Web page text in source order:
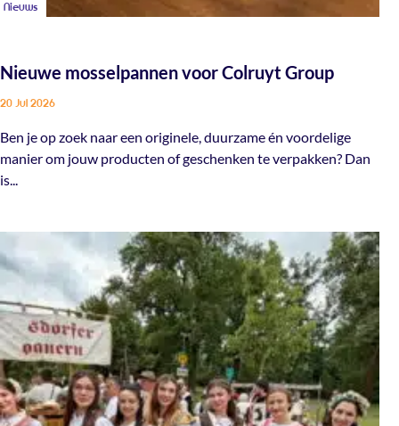
Nieuws
Nieuwe mosselpannen voor Colruyt Group
20 Jul 2026
Ben je op zoek naar een originele, duurzame én voordelige
manier om jouw producten of geschenken te verpakken? Dan
is...